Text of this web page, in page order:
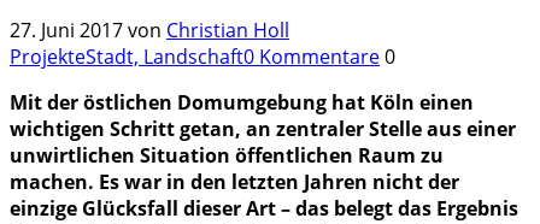
27. Juni 2017von Christian Holl
ProjekteStadt, Landschaft0 Kommentare0
Mit der östlichen Domumgebung hat Köln einen
wichtigen Schritt getan, an zentraler Stelle aus einer
unwirtlichen Situation öffentlichen Raum zu
machen. Es war in den letzten Jahren nicht der
einzige Glücksfall dieser Art – das belegt das Ergebnis